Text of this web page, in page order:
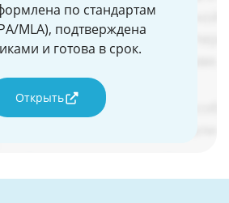
по стандартам
MLA), подтверждена
и готова в срок.
Открыть